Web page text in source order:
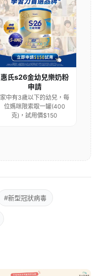
惠氏s26金幼兒樂奶粉
申請
家中有3歲以下的幼兒，每
位媽咪限索取一罐(400
克)，試用價$150
#新型冠狀病毒